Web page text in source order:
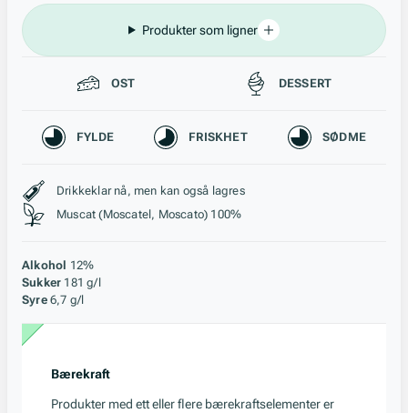
Produkter som ligner
Passer tilOST DESSERT
Karakteristikk
FYLDE FRISKHET SØDME
Stil, lagring og råstoff
Drikkeklar nå, men kan også lagres
Muscat (Moscatel, Moscato) 100%
Alkohol 12%
Sukker 181 g/l
Syre 6,7 g/l
Bærekraft
Produkter med ett eller flere bærekraftselementer er